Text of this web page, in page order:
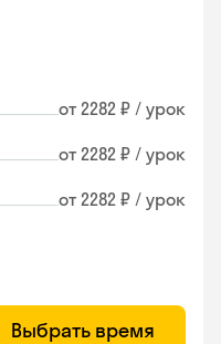
от 2282 ₽ / урок
от 2282 ₽ / урок
от 2282 ₽ / урок
Выбрать время